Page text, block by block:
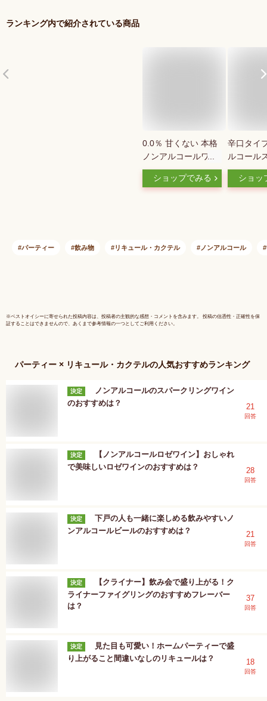
ランキング内で紹介されている商品
0.0％ 甘くない 本格
ノンアルコールワイ
ン ギフトにも 果
汁・香料不使用 ノン
コールワイン ノンア
ショップでみる
辛口タイ
ルコール
ングワイ
ク・ドゥ
ショッ
パーティー 飲み物 リキュール・カクテル ノンアルコール
※ベストオイシーに寄せられた投稿内容は、投稿者の主観的な感想・コメントを含みます。 投稿の信憑性・正確性を保
証することはできませんので、あくまで参考情報の一つとしてご利用ください。
パーティー × リキュール・カクテルの人気おすすめランキング
決定
ノンアルコールのスパークリングワイン
のおすすめは？
21
回答
決定
【ノンアルコールロゼワイン】おしゃれ
で美味しいロゼワインのおすすめは？
28
回答
決定
下戸の人も一緒に楽しめる飲みやすいノ
ンアルコールビールのおすすめは？
21
回答
決定
【クライナー】飲み会で盛り上がる！ク
ライナーファイグリングのおすすめフレーバー
は？
37
回答
決定
見た目も可愛い！ホームパーティーで盛
り上がること間違いなしのリキュールは？
18
回答